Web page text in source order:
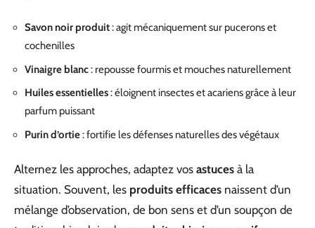
Savon noir produit: agit mécaniquement sur pucerons et
cochenilles
Vinaigre blanc: repousse fourmis et mouches naturellement
Huiles essentielles: éloignent insectes et acariens grâce à leur
parfum puissant
Purin d’ortie: fortifie les défenses naturelles des végétaux
Alternez les approches, adaptez vos astuces à la
situation. Souvent, les produits efficaces naissent d’un
mélange d’observation, de bon sens et d’un soupçon de